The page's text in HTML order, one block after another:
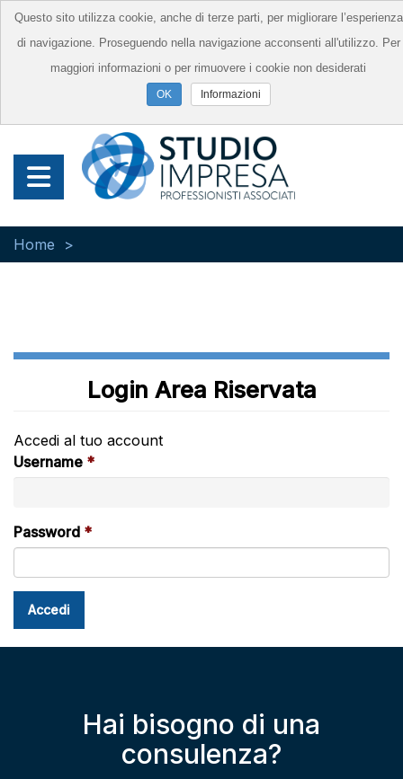
Home
Login Area Riservata
Accedi al tuo account
Username
Password
Hai bisogno di una
consulenza?
Questo sito utilizza cookie, anche di terze parti, per migliorare l’esperienza
di navigazione. Proseguendo nella navigazione acconsenti all'utilizzo. Per
maggiori informazioni o per rimuovere i cookie non desiderati
Informazioni